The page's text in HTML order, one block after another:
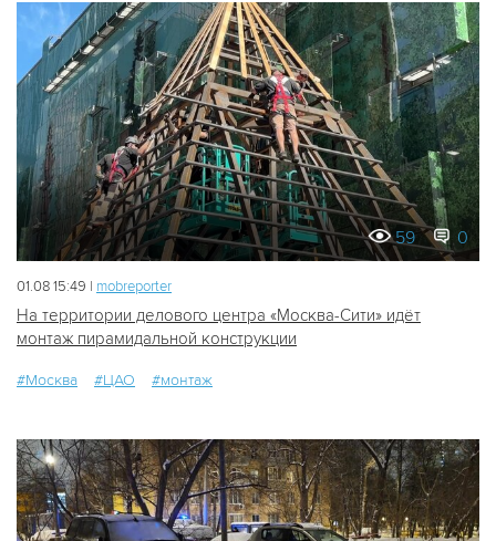
59 0
01.08 15:49 | mobreporter
На территории делового центра «Москва-Сити» идёт
монтаж пирамидальной конструкции
#Москва #ЦАО #монтаж